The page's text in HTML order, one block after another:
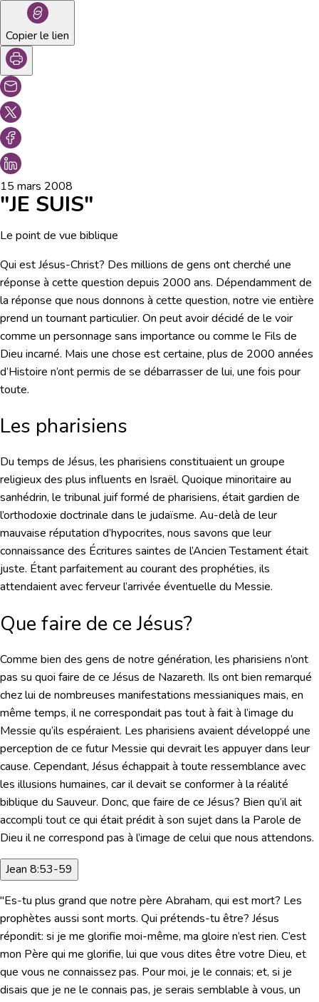
Copier le lien
15 mars 2008
"JE SUIS"
Le point de vue biblique
Qui est Jésus-Christ? Des millions de gens ont cherché une
réponse à cette question depuis 2000 ans. Dépendamment de
la réponse que nous donnons à cette question, notre vie entière
prend un tournant particulier. On peut avoir décidé de le voir
comme un personnage sans importance ou comme le Fils de
Dieu incarné. Mais une chose est certaine, plus de 2000 années
d’Histoire n’ont permis de se débarrasser de lui, une fois pour
toute.
Les pharisiens
Du temps de Jésus, les pharisiens constituaient un groupe
religieux des plus influents en Israël. Quoique minoritaire au
sanhédrin, le tribunal juif formé de pharisiens, était gardien de
l’orthodoxie doctrinale dans le judaïsme. Au-delà de leur
mauvaise réputation d’hypocrites, nous savons que leur
connaissance des Écritures saintes de l’Ancien Testament était
juste. Étant parfaitement au courant des prophéties, ils
attendaient avec ferveur l’arrivée éventuelle du Messie.
Que faire de ce Jésus?
Comme bien des gens de notre génération, les pharisiens n’ont
pas su quoi faire de ce Jésus de Nazareth. Ils ont bien remarqué
chez lui de nombreuses manifestations messianiques mais, en
même temps, il ne correspondait pas tout à fait à l’image du
Messie qu’ils espéraient. Les pharisiens avaient développé une
perception de ce futur Messie qui devrait les appuyer dans leur
cause. Cependant, Jésus échappait à toute ressemblance avec
les illusions humaines, car il devait se conformer à la réalité
biblique du Sauveur. Donc, que faire de ce Jésus? Bien qu’il ait
accompli tout ce qui était prédit à son sujet dans la Parole de
Dieu il ne correspond pas à l’image de celui que nous attendons.
Jean 8:53-59
"Es-tu plus grand que notre père Abraham, qui est mort? Les
prophètes aussi sont morts. Qui prétends-tu être? Jésus
répondit: si je me glorifie moi-même, ma gloire n’est rien. C’est
mon Père qui me glorifie, lui que vous dites être votre Dieu, et
que vous ne connaissez pas. Pour moi, je le connais; et, si je
disais que je ne le connais pas, je serais semblable à vous, un